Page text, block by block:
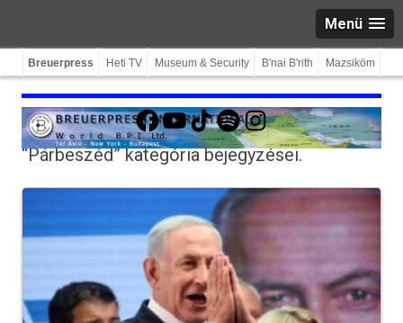
Menü
Breuerpress Heti TV Museum & Security B'nai B'rith Mazsiköm
Facebook
YouTube
TikTokSpotifyInstagram
“Párbeszéd”kategória bejegyzései.